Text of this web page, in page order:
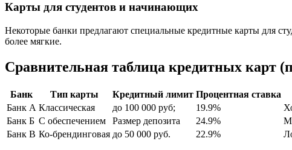
Карты для студентов и начинающих
Некоторые банки предлагают специальные кредитные карты для
более мягкие.
Сравнительная таблица кредитных карт
Банк Тип карты Кредитный лимит Процентная ставка
Банк А Классическая до 100 000 руб; 19.9%
Банк Б С обеспечением Размер депозита 24.9%
Банк В Ко-брендинговая до 50 000 руб. 22.9%